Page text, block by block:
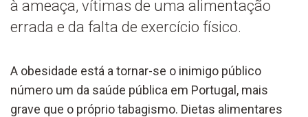
à ameaça, vítimas de uma alimentação
errada e da falta de exercício físico.
A obesidade está a tornar-se o inimigo público
número um da saúde pública em Portugal, mais
grave que o próprio tabagismo. Dietas alimentares